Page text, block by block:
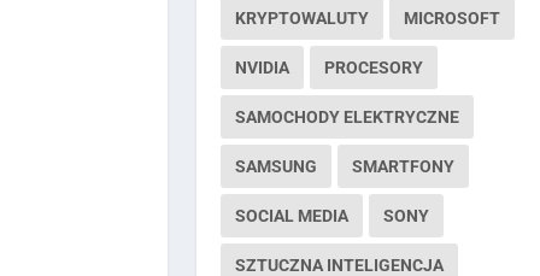
KRYPTOWALUTY MICROSOFT
NVIDIA PROCESORY
SAMOCHODY ELEKTRYCZNE
SAMSUNG SMARTFONY
SOCIAL MEDIA SONY
SZTUCZNA INTELIGENCJA